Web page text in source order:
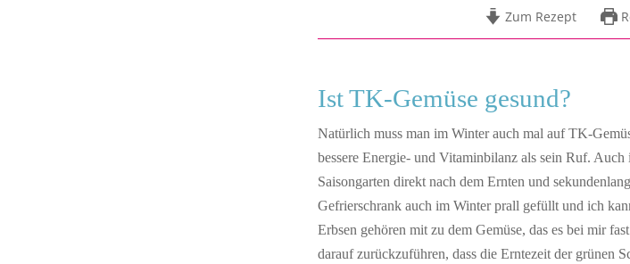
Zum Rezept
Ist TK-Gemüse gesund?
Natürlich muss man im Winter auch mal auf TK-
bessere Energie- und Vitaminbilanz als sein Ruf.
Saisongarten direkt nach dem Ernten und
Gefrierschrank auch im Winter prall gefüllt und ich
Erbsen gehören mit zu dem Gemüse, das es bei mir
darauf zurückzuführen, dass die Erntezeit der grünen